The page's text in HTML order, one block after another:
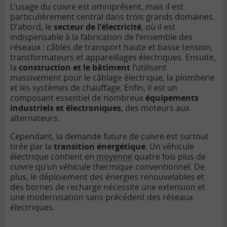
L’usage du cuivre est omniprésent, mais il est
particulièrement central dans trois grands domaines.
D’abord, le secteur de l’électricité, où il est
indispensable à la fabrication de l’ensemble des
réseaux : câbles de transport haute et basse tension,
transformateurs et appareillages électriques. Ensuite,
la construction et le bâtiment l’utilisent
massivement pour le câblage électrique, la plomberie
et les systèmes de chauffage. Enfin, il est un
composant essentiel de nombreux équipements
industriels et électroniques, des moteurs aux
alternateurs.
Cependant, la demande future de cuivre est surtout
tirée par la transition énergétique. Un véhicule
électrique contient en moyenne quatre fois plus de
cuivre qu’un véhicule thermique conventionnel. De
plus, le déploiement des énergies renouvelables et
des bornes de recharge nécessite une extension et
une modernisation sans précédent des réseaux
électriques.